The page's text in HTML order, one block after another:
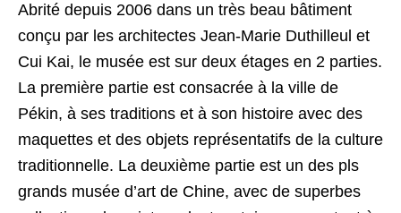
Abrité depuis 2006 dans un très beau bâtiment
conçu par les architectes Jean-Marie Duthilleul et
Cui Kai, le musée est sur deux étages en 2 parties.
La première partie est consacrée à la ville de
Pékin, à ses traditions et à son histoire avec des
maquettes et des objets représentatifs de la culture
traditionnelle. La deuxième partie est un des pls
grands musée d’art de Chine, avec de superbes